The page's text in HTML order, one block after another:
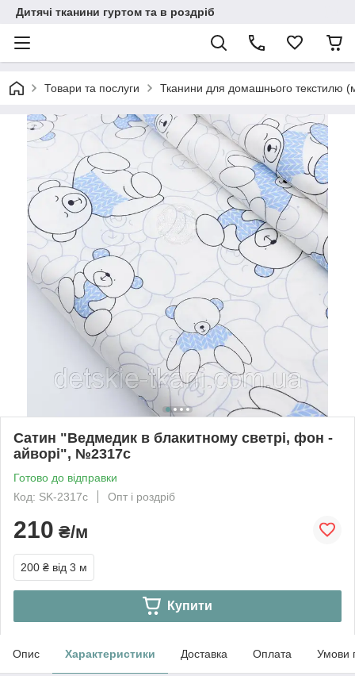
Дитячі тканини гуртом та в роздріб
Товари та послуги Тканини для домашнього текстилю
Сатин "Ведмедик в блакитному светрі, фон -
айворі", №2317с
Готово до відправки
Код: SK-2317с
Опт і роздріб
210 ₴/м
200 ₴ від 3 м
Купити
Опис Характеристики Доставка Оплата Умови